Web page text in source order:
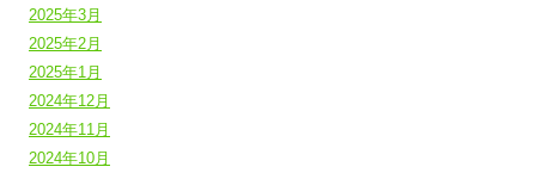
2025年3月
2025年2月
2025年1月
2024年12月
2024年11月
2024年10月